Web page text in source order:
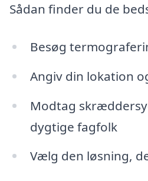
Sådan finder du de
Besøg
Angiv din lokation
Modtag
dygtige fagfolk
Vælg den løsning,